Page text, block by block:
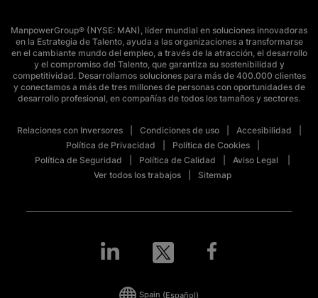
ManpowerGroup® (NYSE: MAN), líder mundial en soluciones innovadoras
en la Estrategia de Talento, ayuda a las organizaciones a transformarse
en el cambiante mundo del empleo, a través de la atracción, el desarrollo
y el compromiso del Talento, que garantiza su sostenibilidad y
competitividad. Desarrollamos soluciones para más de 400.000 clientes
y conectamos a más de tres millones de personas con oportunidades de
desarrollo profesional, en compañías de todos los tamaños y sectores.
Relaciones con Inversores Condiciones de uso
Accesibilidad
Política de Privacidad
Política de Cookies
Política de Seguridad
Política de Calidad
Aviso Legal
Ver todos los trabajos
Sitemap
Spain (Español)